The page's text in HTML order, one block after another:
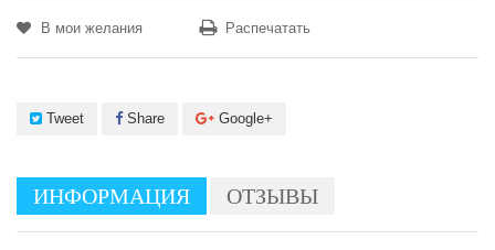
В мои желания Распечатать
Tweet Share Google+
ИНФОРМАЦИЯ ОТЗЫВЫ